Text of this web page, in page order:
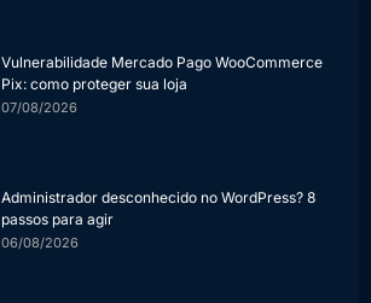
Vulnerabilidade Mercado Pago WooCommerce
Pix: como proteger sua loja
07/08/2026
Administrador desconhecido no WordPress? 8
passos para agir
06/08/2026